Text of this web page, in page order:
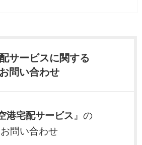
サービスに関する
お問い合わせ
港宅配サービス』の
お問い合わせ